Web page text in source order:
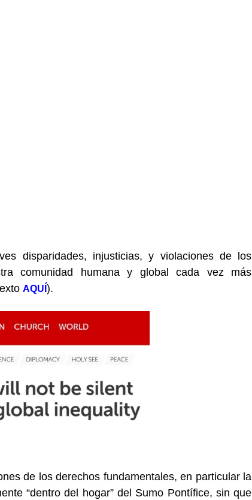
disparidades, injusticias, y violaciones de los
comunidad humana y global cada vez más
AQUÍ ).
de los derechos fundamentales, en particular la
“dentro del hogar” del Sumo Pontífice, sin que